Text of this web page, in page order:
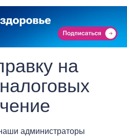
на
администраторы